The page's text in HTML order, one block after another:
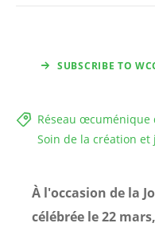
SUBSCRIBE TO
Réseau œcuménique
Soin de la création
À l'occasion de la
célébrée le 22